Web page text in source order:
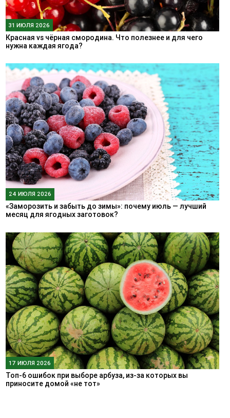
31 ИЮЛЯ 2026
Красная vs чёрная смородина. Что полезнее и для чего
нужна каждая ягода?
24 ИЮЛЯ 2026
«Заморозить и забыть до зимы»: почему июль — лучший
месяц для ягодных заготовок?
17 ИЮЛЯ 2026
Топ-6 ошибок при выборе арбуза, из-за которых вы
приносите домой «не тот»